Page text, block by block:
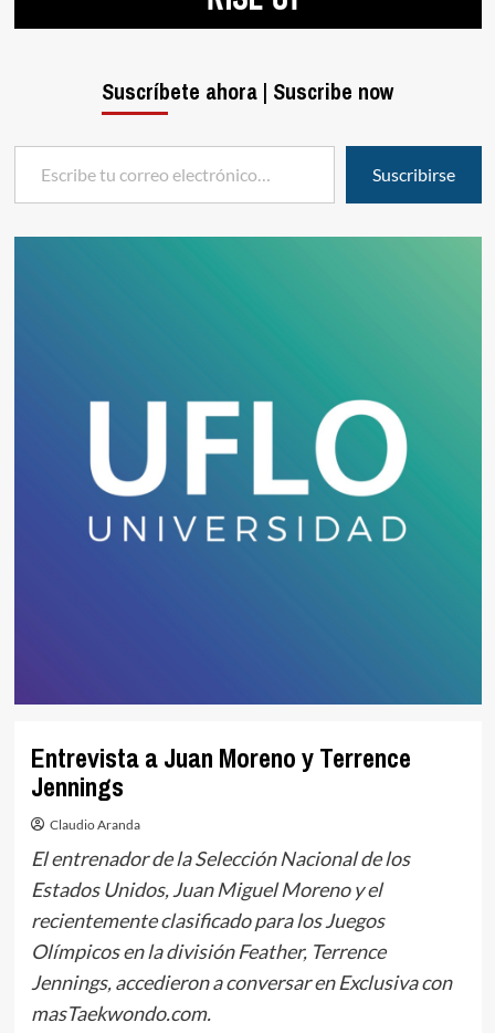
Entrevista a Juan Moreno y Terrence
Jennings
Claudio Aranda
El entrenador de la Selección Nacional de los
Estados Unidos, Juan Miguel Moreno y el
recientemente clasificado para los Juegos
Olímpicos en la división Feather, Terrence
Jennings, accedieron a conversar en Exclusiva con
masTaekwondo.com.
Suscríbete ahora | Suscribe now
Escribe tu correo electrónico…
Suscribirse